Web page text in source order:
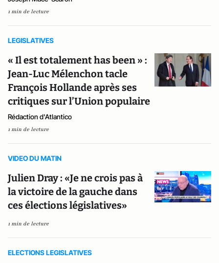
1 min de lecture
LEGISLATIVES
« Il est totalement has been » :
Jean-Luc Mélenchon tacle
François Hollande après ses
critiques sur l’Union populaire
Rédaction d'Atlantico
1 min de lecture
VIDEO DU MATIN
Julien Dray : «Je ne crois pas à
la victoire de la gauche dans
ces élections législatives»
1 min de lecture
ELECTIONS LEGISLATIVES